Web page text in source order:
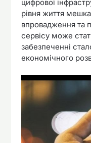
цифрової
рівня життя
впровадження та
сервісу може
забезпеченні
економічного